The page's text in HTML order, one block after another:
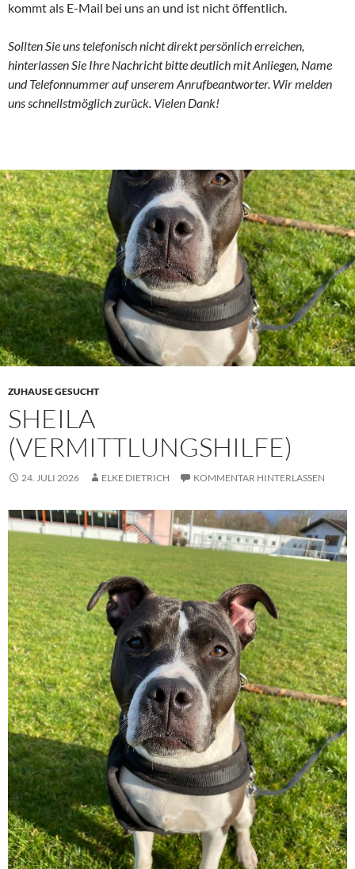
kommt als E-Mail bei uns an und ist nicht öffentlich.
Sollten Sie uns telefonisch nicht direkt persönlich erreichen,
hinterlassen Sie Ihre Nachricht bitte deutlich mit Anliegen, Name
und Telefonnummer auf unserem Anrufbeantworter. Wir melden
uns schnellstmöglich zurück. Vielen Dank!
ZUHAUSE GESUCHT
SHEILA
(VERMITTLUNGSHILFE)
24. JULI 2026 ELKE DIETRICH KOMMENTAR HINTERLASSEN